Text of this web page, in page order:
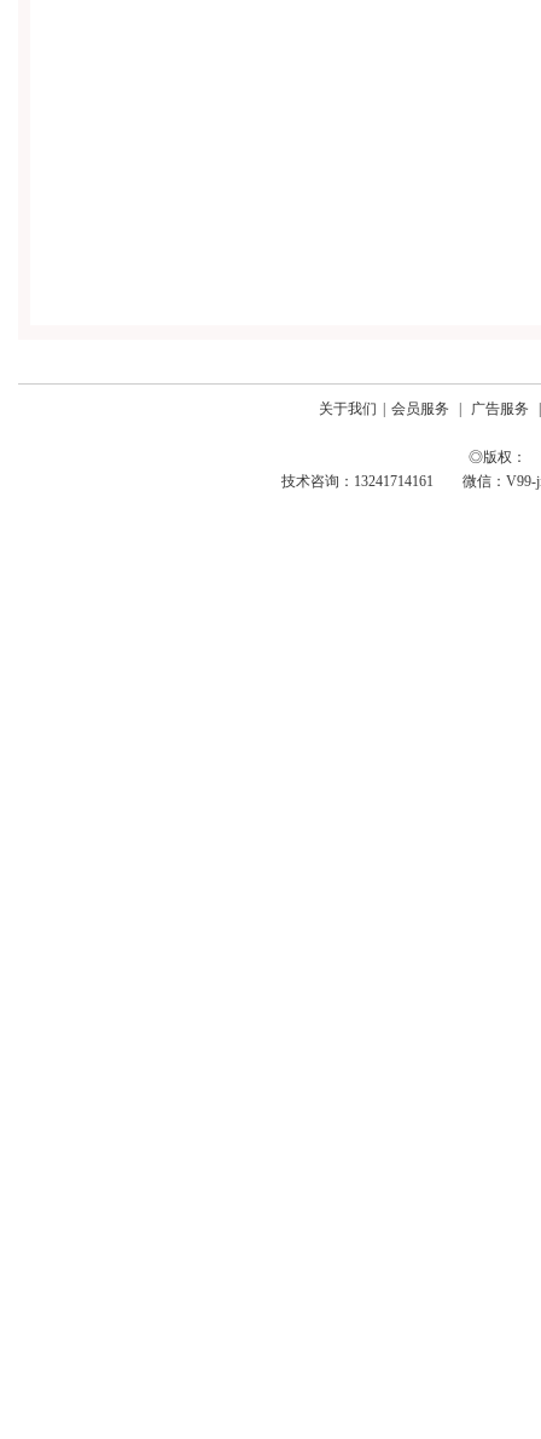
关于我们 会员服务 广告服务
◎版权：
技术咨询：13241714161 微信：V99-